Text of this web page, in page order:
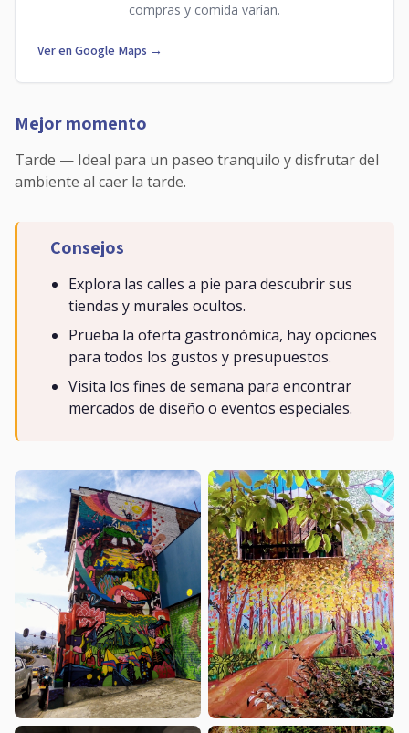
compras y comida varían.
Ver en Google Maps →
Mejor momento
Tarde — Ideal para un paseo tranquilo y disfrutar del
ambiente al caer la tarde.
Consejos
Explora las calles a pie para descubrir sus
tiendas y murales ocultos.
Prueba la oferta gastronómica, hay opciones
para todos los gustos y presupuestos.
Visita los fines de semana para encontrar
mercados de diseño o eventos especiales.